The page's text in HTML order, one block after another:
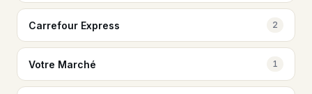
Carrefour Express 2
Votre Marché 1